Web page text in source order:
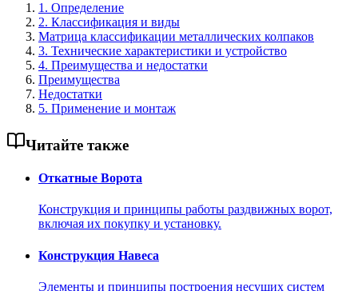
1. Определение
2. Классификация и виды
Матрица классификации металлических колпаков
3. Технические характеристики и устройство
4. Преимущества и недостатки
Преимущества
Недостатки
5. Применение и монтаж
Читайте также
Откатные Ворота
Конструкция и принципы работы раздвижных ворот,
включая их покупку и установку.
Конструкция Навеса
Элементы и принципы построения несущих систем